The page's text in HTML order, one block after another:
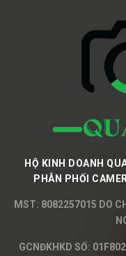
HỘ KINH DOANH
PHÂN PHỐI
MST: 8082257015 DO
GCNĐKHKD SỐ: